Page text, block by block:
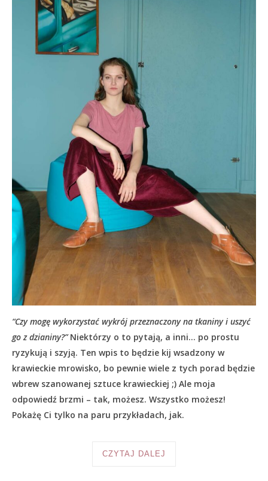
“Czy mogę wykorzystać wykrój przeznaczony na tkaniny i uszyć
go z dzianiny?”Niektórzy o to pytają, a inni… po prostu
ryzykują i szyją. Ten wpis to będzie kij wsadzony w
krawieckie mrowisko, bo pewnie wiele z tych porad będzie
wbrew szanowanej sztuce krawieckiej ;) Ale moja
odpowiedź brzmi – tak, możesz. Wszystko możesz!
Pokażę Ci tylko na paru przykładach, jak.
CZYTAJ DALEJ